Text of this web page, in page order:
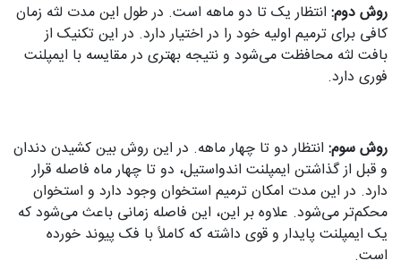
روش دوم: انتظار یک تا دو ماهه است. در طول این مدت لثه زمان
کافی برای ترمیم اولیه خود را در اختیار دارد. در این تکنیک از
بافت لثه محافظت می‌شود و نتیجه بهتری در مقایسه با ایمپلنت
فوری دارد.
روش سوم: انتظار دو تا چهار ماهه. در این روش بین کشیدن دندان
و قبل از گذاشتن ایمپلنت اندواستیل، دو تا چهار ماه فاصله قرار
دارد. در این مدت امکان ترمیم استخوان وجود دارد و استخوان
محکم‌تر می‌شود. علاوه بر این، این فاصله زمانی باعث می‌شود که
یک ایمپلنت پایدار و قوی داشته که کاملاً با فک پیوند خورده
است.